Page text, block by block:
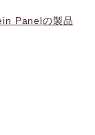
Panelの製品